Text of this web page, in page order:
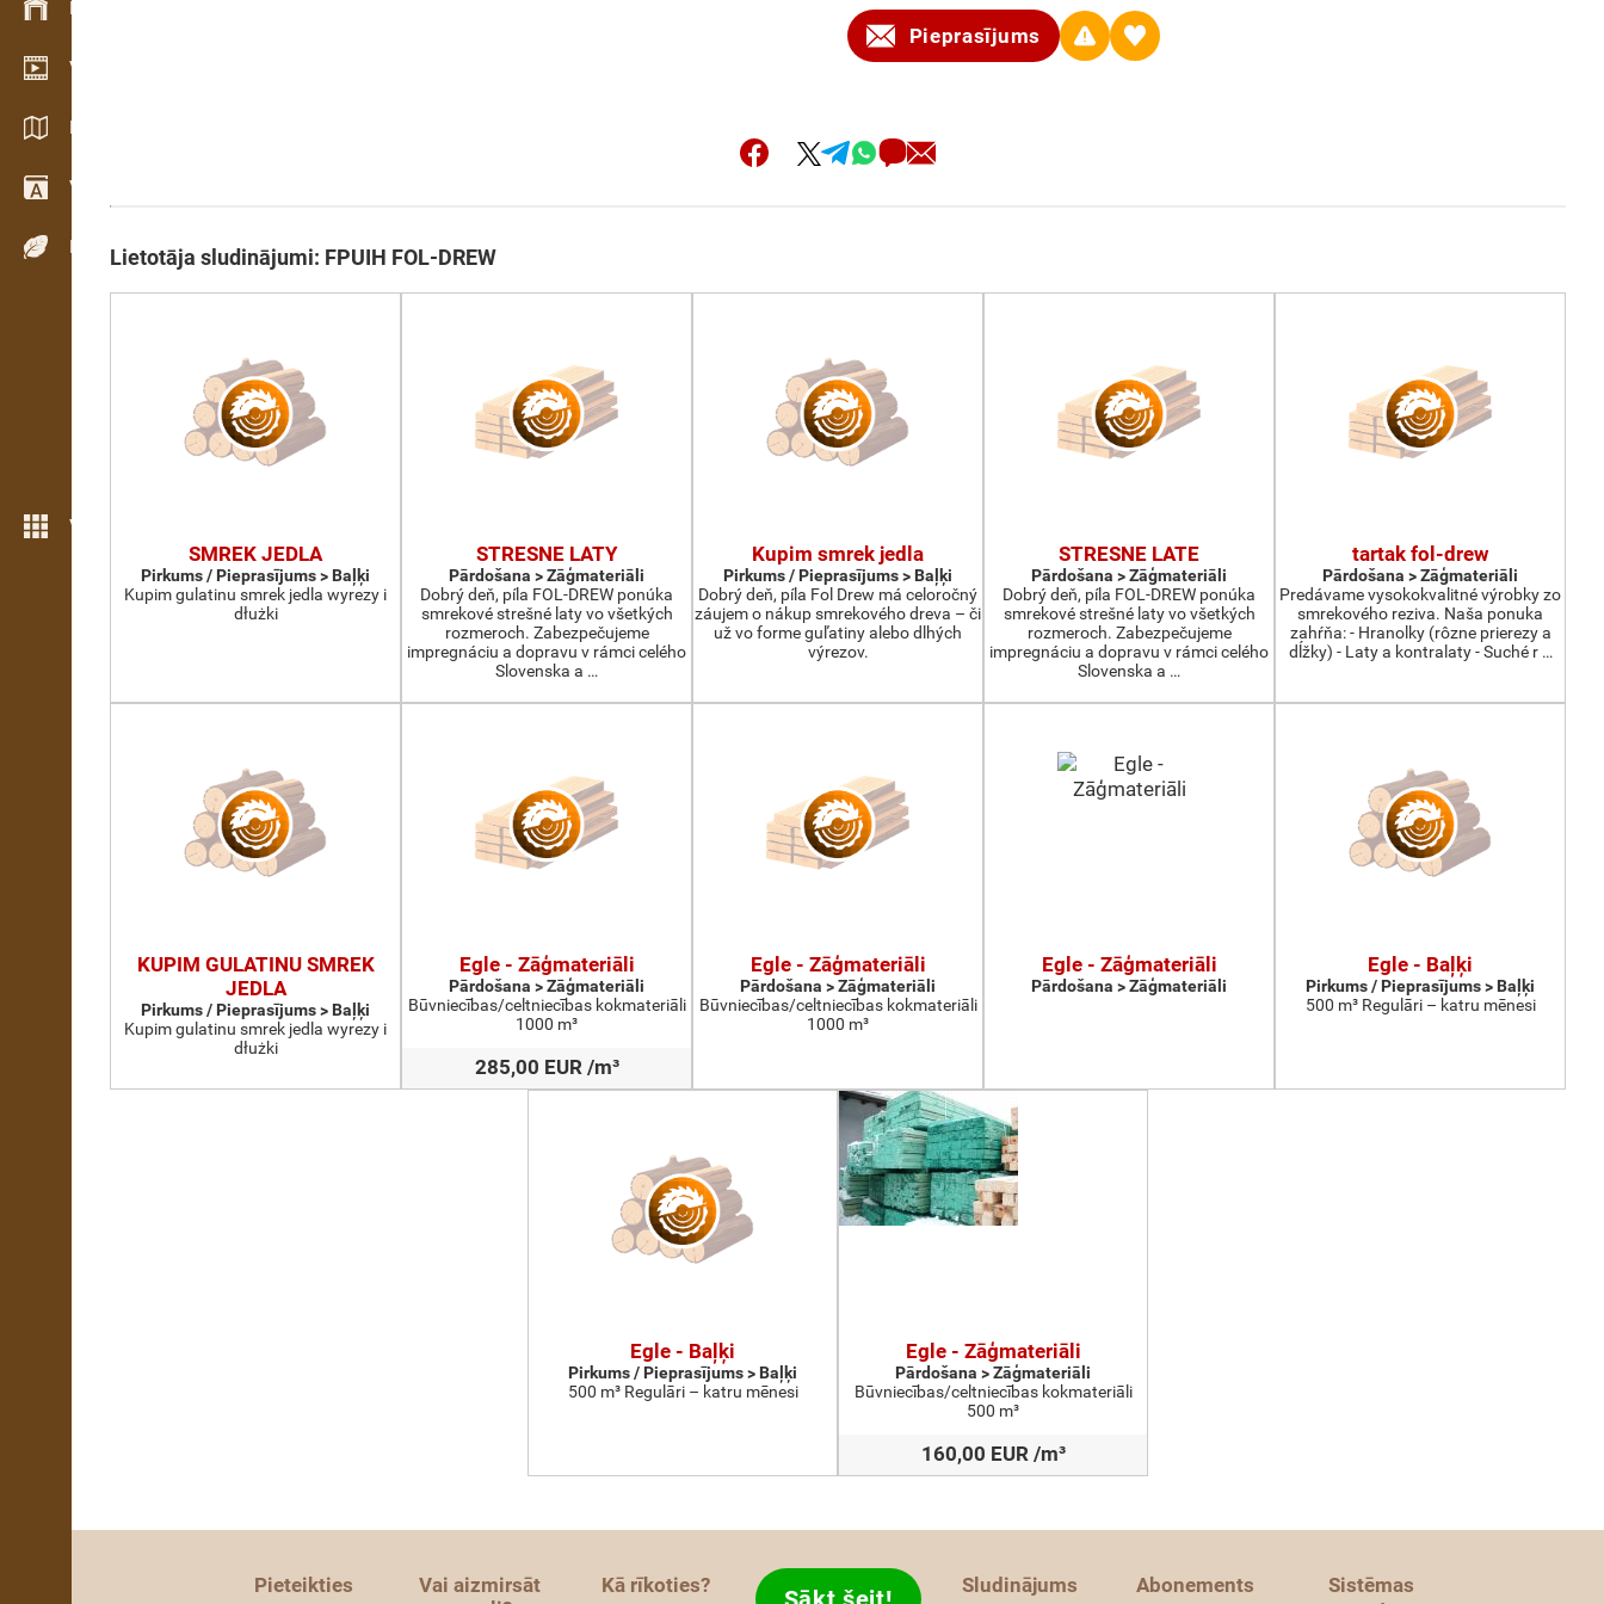
Krājumu vadība
Video telpa
Katalogi / Brošūras
Vārdnīca
Koku sugas
Vairāk iezīmju
Pieprasījums
Lietotāja sludinājumi: FPUIH FOL-DREW
SMREK JEDLA
Pirkums / Pieprasījums > Baļķi
Kupim gulatinu smrek jedla wyrezy i
dłużki
STRESNE LATY
Pārdošana > Zāģmateriāli
Dobrý deň, píla FOL-DREW ponúka
smrekové strešné laty vo všetkých
rozmeroch. Zabezpečujeme
impregnáciu a dopravu v rámci celého
Slovenska a …
Kupim smrek jedla
Pirkums / Pieprasījums > Baļķi
Dobrý deň, píla Fol Drew má celoročný
záujem o nákup smrekového dreva – či
už vo forme guľatiny alebo dlhých
výrezov.
STRESNE LATE
Pārdošana > Zāģmateriāli
Dobrý deň, píla FOL-DREW ponúka
smrekové strešné laty vo všetkých
rozmeroch. Zabezpečujeme
impregnáciu a dopravu v rámci celého
Slovenska a …
tartak fol-drew
Pārdošana > Zāģmateriāli
Predávame vysokokvalitné výrobky zo
smrekového reziva. Naša ponuka
zahŕňa: - Hranolky (rôzne prierezy a
dĺžky) - Laty a kontralaty - Suché r …
KUPIM GULATINU SMREK
JEDLA
Pirkums / Pieprasījums > Baļķi
Kupim gulatinu smrek jedla wyrezy i
dłużki
Egle - Zāģmateriāli
Pārdošana > Zāģmateriāli
Būvniecības/celtniecības kokmateriāli
1000 m³
285,00 EUR /m³
Egle - Zāģmateriāli
Pārdošana > Zāģmateriāli
Būvniecības/celtniecības kokmateriāli
1000 m³
Egle - Zāģmateriāli
Pārdošana > Zāģmateriāli
Egle - Baļķi
Pirkums / Pieprasījums > Baļķi
500 m³ Regulāri – katru mēnesi
Egle - Baļķi
Pirkums / Pieprasījums > Baļķi
500 m³ Regulāri – katru mēnesi
Egle - Zāģmateriāli
Pārdošana > Zāģmateriāli
Būvniecības/celtniecības kokmateriāli
500 m³
160,00 EUR /m³
Pieteikties
Vai aizmirsāt
Kā rīkoties? Sludinājums Abonements
Sistēmas